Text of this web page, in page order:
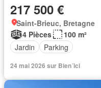
217 500 €
Saint-Brieuc, Bretagne
4 Pièces
100 m²
Jardin
Parking
24 mai 2026 sur Bien´ici